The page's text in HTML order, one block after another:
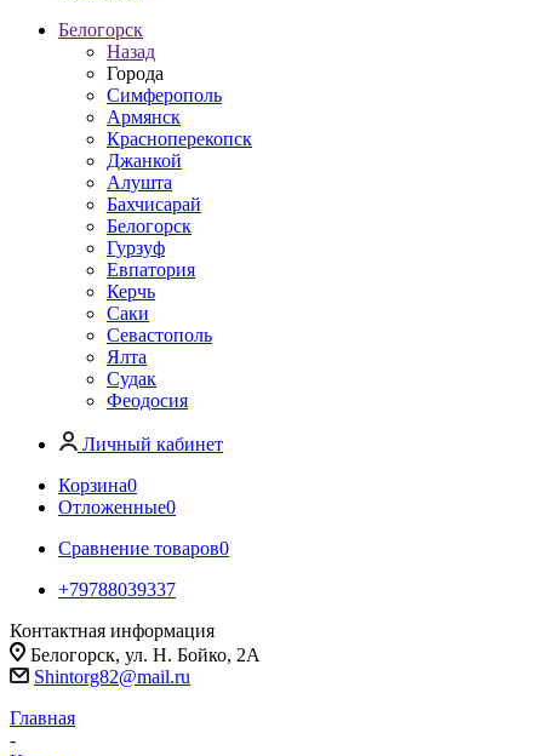
Белогорск
Назад
Города
Симферополь
Армянск
Красноперекопск
Джанкой
Алушта
Бахчисарай
Белогорск
Гурзуф
Евпатория
Керчь
Саки
Севастополь
Ялта
Судак
Феодосия
Личный кабинет
Корзина0
Отложенные0
Сравнение товаров0
+79788039337
Контактная информация
Белогорск, ул. Н. Бойко, 2А
Shintorg82@mail.ru
Главная
-